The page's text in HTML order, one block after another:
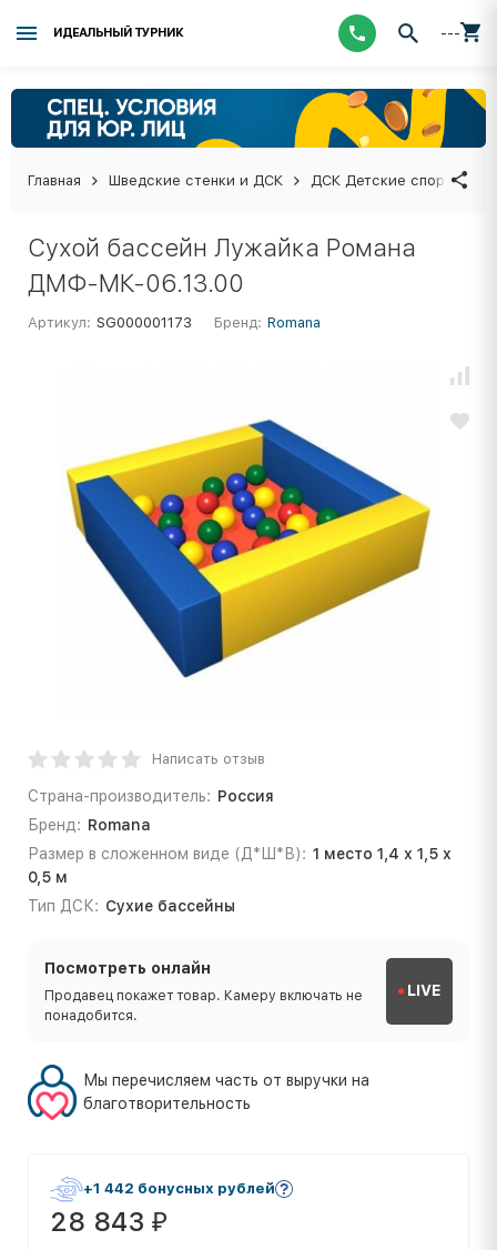
ИДЕАЛЬНЫЙ ТУРНИК ---
Главная Шведские стенки и ДСК ДСК Детские
Сухой бассейн Лужайка Романа
ДМФ-МК-06.13.00
Артикул: SG000001173 Бренд: Romana
Написать отзыв
Страна-производитель: Россия
Бренд: Romana
Размер в сложенном виде (Д*Ш*В): 1 место 1,4 х 1,5 х
0,5 м
Тип ДСК: Сухие бассейны
Посмотреть онлайн
Продавец покажет товар. Камеру включать не
понадобится.
LIVE
Мы перечисляем часть от выручки на
благотворительность
+1 442 бонусных рублей
28 843 ₽